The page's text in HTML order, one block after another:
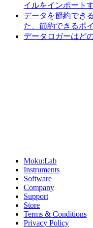
イルをインポート
データを節約でき
た、節約できるポ
データロガーはど
Moku:Lab
Instruments
Software
Company
Support
Store
Terms & Conditions
Privacy Policy